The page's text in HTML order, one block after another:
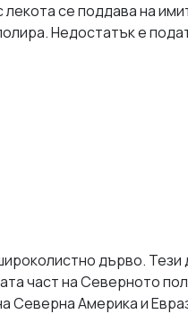
се поддава на
Недостатък е
дърво.
част на Северното
Северна Америка и